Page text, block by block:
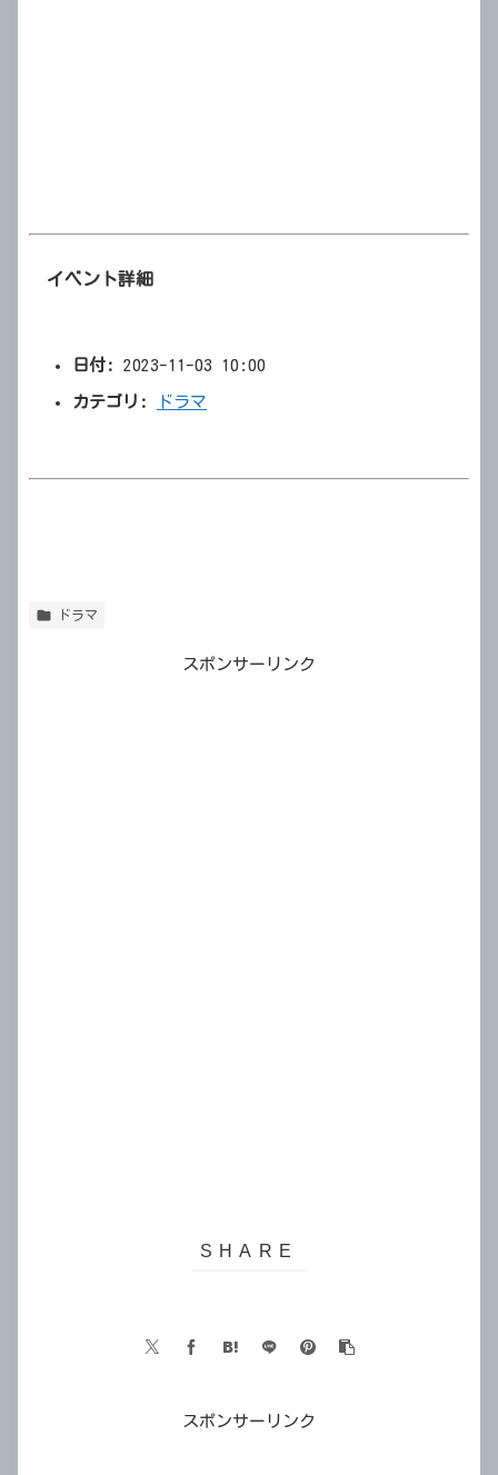
イベント詳細
日付: 2023-11-03 10:00
カテゴリ: ドラマ
ドラマ
スポンサーリンク
スポンサーリンク